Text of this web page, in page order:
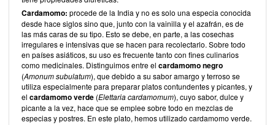
Cardamomo: procede de la India y no es solo una especia conocida
desde hace siglos sino que, junto con la vainilla y el azafrán, es de
las más caras de su tipo. Esto se debe, en parte, a las cosechas
irregulares e intensivas que se hacen para recolectarlo. Sobre todo
en países asiáticos, su uso es frecuente tanto con fines culinarios
como medicinales. Distinguimos entre el cardamomo negro
(Amonum subulatum), que debido a su sabor amargo y terroso se
utiliza especialmente para preparar platos contundentes y picantes, y
el cardamomo verde (Elettaria cardamomum), cuyo sabor, dulce y
picante a la vez, hace que se emplee sobre todo en mezclas de
especias y postres. En este plato, hemos utilizado cardamomo verde.